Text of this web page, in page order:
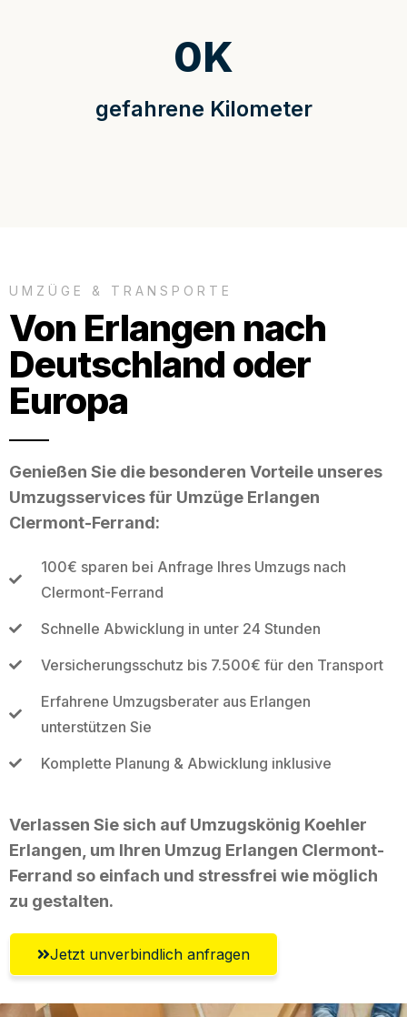
gefahrene Kilometer
0K
UMZÜGE & TRANSPORTE
Von Erlangen nach
Deutschland oder
Europa
Genießen Sie die besonderen Vorteile unseres
Umzugsservices für Umzüge Erlangen
Clermont-Ferrand:
100€ sparen bei Anfrage Ihres Umzugs nach
Clermont-Ferrand
Schnelle Abwicklung in unter 24 Stunden
Versicherungsschutz bis 7.500€ für den Transport
Erfahrene Umzugsberater aus Erlangen
unterstützen Sie
Komplette Planung & Abwicklung inklusive
Verlassen Sie sich auf Umzugskönig Koehler
Erlangen, um Ihren Umzug Erlangen Clermont-
Ferrand so einfach und stressfrei wie möglich
zu gestalten.
Jetzt unverbindlich anfragen